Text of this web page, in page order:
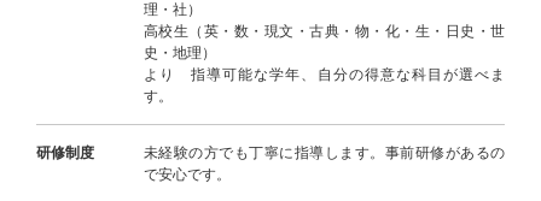
理・社）
高校生（英・数・現文・古典・物・化・生・日史・世
史・地理）
より 指導可能な学年、自分の得意な科目が選べま
す。
研修制度
未経験の方でも丁寧に指導します。事前研修があるの
で安心です。